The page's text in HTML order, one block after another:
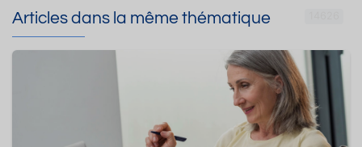
Articles dans la même thématique